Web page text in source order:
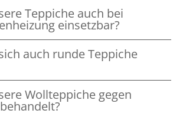
Teppiche auch bei
einsetzbar?
auch runde Teppiche
Wollteppiche gegen